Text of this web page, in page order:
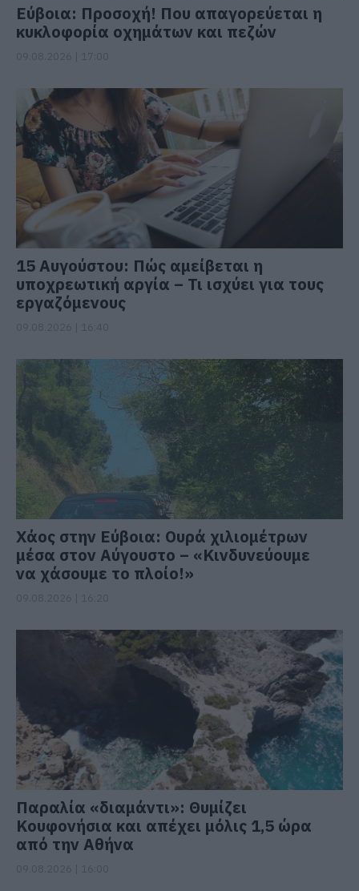
Εύβοια: Προσοχή! Που απαγορεύεται η
κυκλοφορία οχημάτων και πεζών
15 Αυγούστου: Πώς αμείβεται η
υποχρεωτική αργία – Τι ισχύει για τους
εργαζόμενους
Χάος στην Εύβοια: Ουρά χιλιομέτρων
μέσα στον Αύγουστο – «Κινδυνεύουμε
να χάσουμε το πλοίο!»
Παραλία «διαμάντι»: Θυμίζει
Κουφονήσια και απέχει μόλις 1,5 ώρα
από την Αθήνα